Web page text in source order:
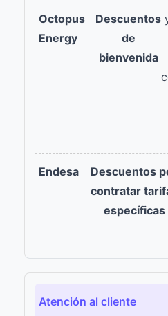
Descuentos
de
bienvenida
Descuentos
contratar
específicas
Atención al cliente